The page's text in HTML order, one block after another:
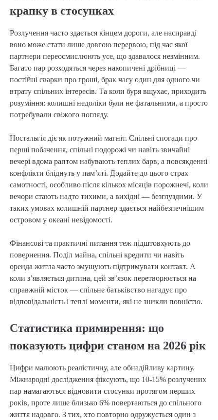
крапку в стосунках
Розлучення часто здається кінцем дороги, але насправді
воно може стати лише довгою перервою, під час якої
партнери переосмислюють усе, що здавалося незмінним.
Багато пар розходяться через накопичені дрібниці —
постійні сварки про гроші, брак часу один для одного чи
втрату спільних інтересів. Та коли буря вщухає, приходить
розуміння: колишні недоліки були не фатальними, а просто
потребували свіжого погляду.
Ностальгія діє як потужний магніт. Спільні спогади про
перші побачення, спільні подорожі чи навіть звичайні
вечері вдома раптом набувають теплих барв, а повсякденні
конфлікти бліднуть у пам’яті. Додайте до цього страх
самотності, особливо після кількох місяців порожнечі, коли
вечори стають надто тихими, а вихідні — безглуздими. У
таких умовах колишній партнер здається найбезпечнішим
островом у океані невідомості.
Фінансові та практичні питання теж підштовхують до
повернення. Поділ майна, спільні кредити чи навіть
оренда житла часто змушують підтримувати контакт. А
коли з’являється дитина, цей зв’язок перетворюється на
справжній місток — спільне батьківство нагадує про
відповідальність і теплі моменти, які не зникли повністю.
Статистика примирення: що
показують цифри станом на 2026 рік
Цифри малюють реалістичну, але обнадійливу картину.
Міжнародні дослідження фіксують, що 10-15% розлучених
пар намагаються відновити стосунки протягом перших
років, проте лише близько 6% повертаються до спільного
життя надовго. З тих, хто повторно одружується один з